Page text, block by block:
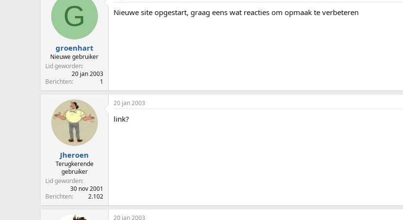
r
e
r
d
u
G
groenhart
Nieuwe gebruiker
Lid geworden
20 jan 2003
Berichten
1
Nieuwe site opgestart, graag eens wat reacties om opmaak te verbeteren
Jheroen
Terugkerende
gebruiker
Lid geworden
30 nov 2001
Berichten
2.102
20 jan 2003
link?
20 jan 2003